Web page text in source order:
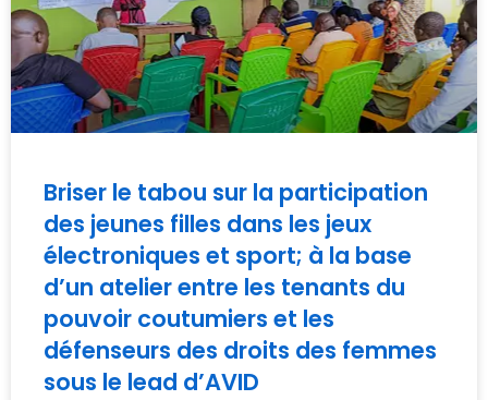
Briser le tabou sur la participation
des jeunes filles dans les jeux
électroniques et sport; à la base
d’un atelier entre les tenants du
pouvoir coutumiers et les
défenseurs des droits des femmes
sous le lead d’AVID